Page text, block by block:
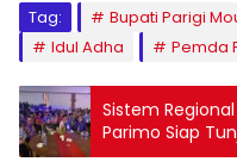
Tag: Bupati Parigi
Idul Adha
Pemda
Sistem
Parimo Siap